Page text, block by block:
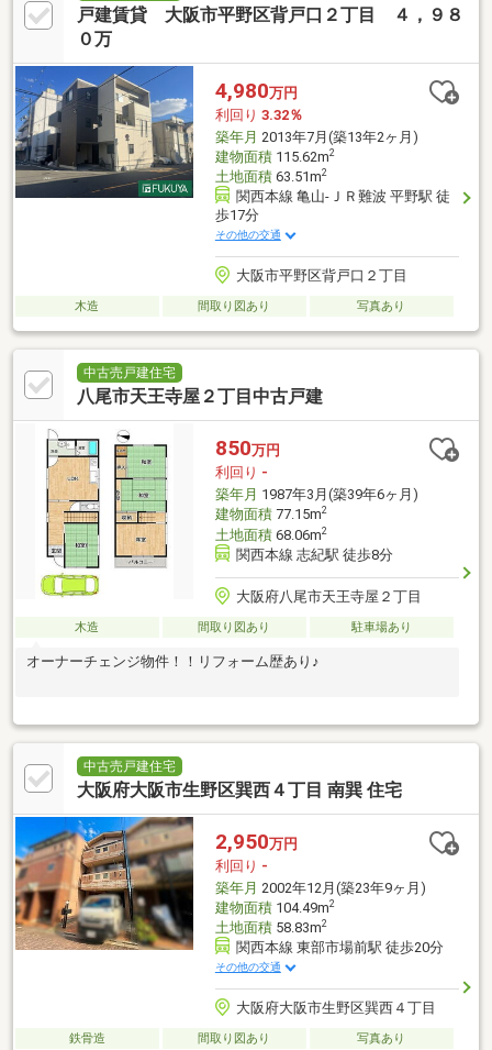
戸建賃貸 大阪市平野区背戸口２丁目 ４，９８
０万
4,980万円
利回り 3.32％
築年月 2013年7月(築13年2ヶ月)
建物面積115.62m2
土地面積63.51m2
関西本線 亀山-ＪＲ難波 平野駅 徒
歩17分
その他の交通
大阪市平野区背戸口２丁目
木造 間取り図あり 写真あり
中古売戸建住宅
八尾市天王寺屋２丁目中古戸建
850万円
利回り -
築年月 1987年3月(築39年6ヶ月)
建物面積77.15m2
土地面積68.06m2
関西本線 志紀駅 徒歩8分
大阪府八尾市天王寺屋２丁目
木造 間取り図あり 駐車場あり
オーナーチェンジ物件！！リフォーム歴あり♪
中古売戸建住宅
大阪府大阪市生野区巽西４丁目 南巽 住宅
2,950万円
利回り -
築年月 2002年12月(築23年9ヶ月)
建物面積104.49m2
土地面積58.83m2
関西本線 東部市場前駅 徒歩20分
その他の交通
大阪府大阪市生野区巽西４丁目
鉄骨造 間取り図あり 写真あり